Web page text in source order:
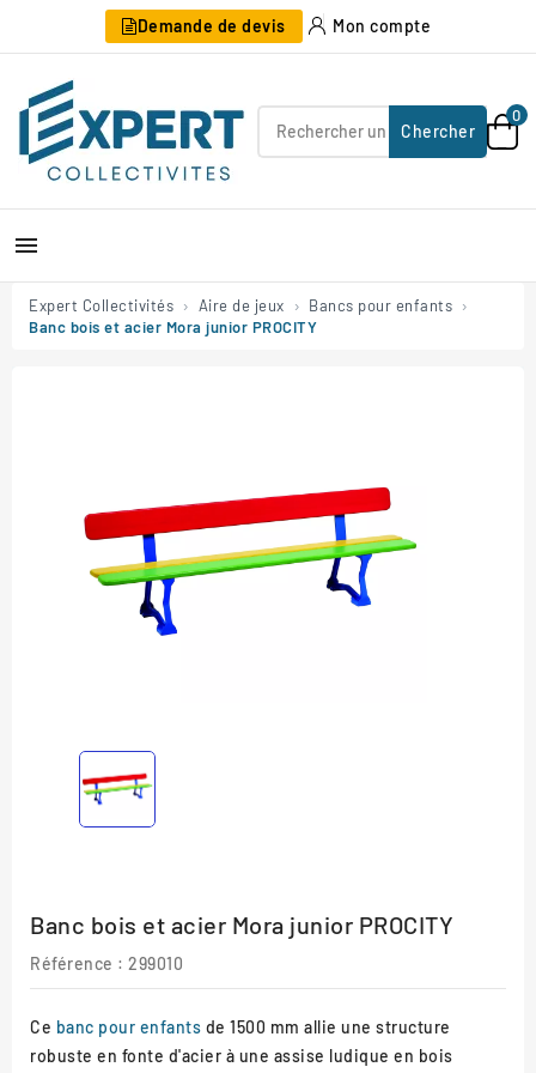
Demande de devis Mon compte
Chercher
0

Expert Collectivités Aire de jeux
Bancs pour enfants
Banc bois et acier Mora junior PROCITY
Banc bois et acier Mora junior PROCITY
Référence : 299010
Ce banc pour enfants de 1500 mm allie une structure
robuste en fonte d'acier à une assise ludique en bois